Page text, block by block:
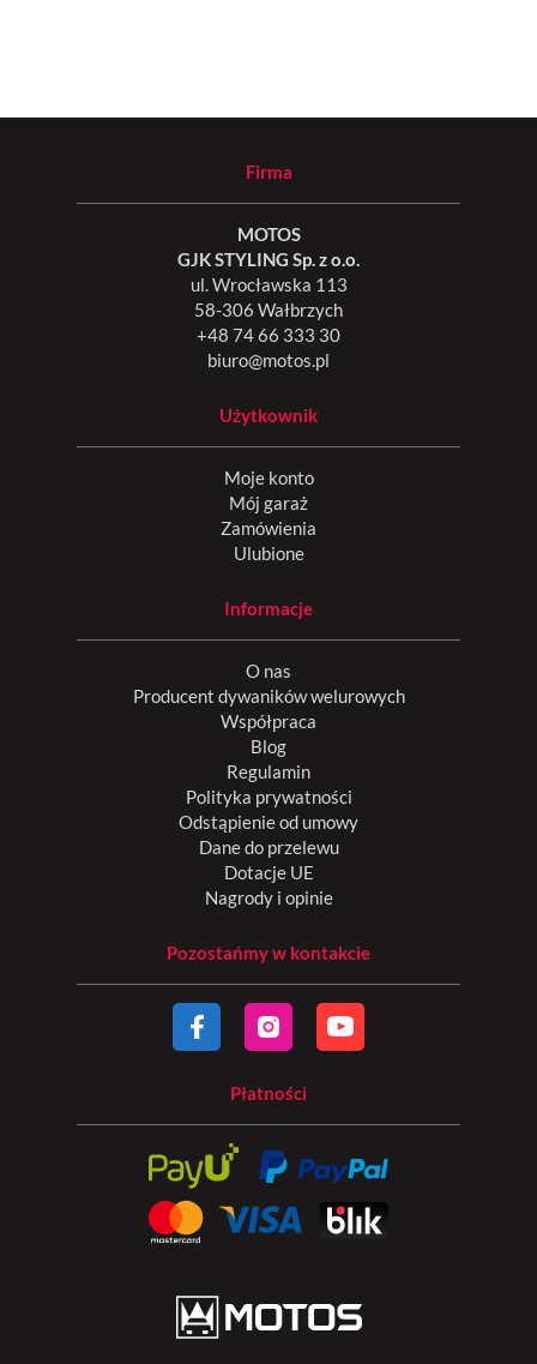
Firma
MOTOS
GJK STYLING Sp. z o.o.
ul. Wrocławska 113
58-306 Wałbrzych
+48 74 66 333 30
biuro@motos.pl
Użytkownik
Moje konto
Mój garaż
Zamówienia
Ulubione
Informacje
O nas
Producent dywaników welurowych
Współpraca
Blog
Regulamin
Polityka prywatności
Odstąpienie od umowy
Dane do przelewu
Dotacje UE
Nagrody i opinie
Pozostańmy w kontakcie
Płatności